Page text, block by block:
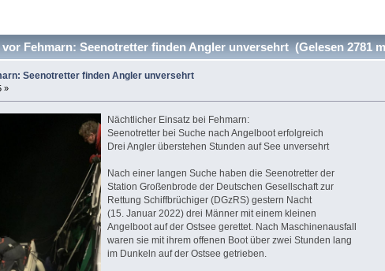
Fehmarn: Seenotretter finden Angler unversehrt (Gelesen 2781
Seenotretter finden Angler unversehrt
»
Nächtlicher Einsatz bei Fehmarn:
Seenotretter bei Suche nach Angelboot erfolgreich
Drei Angler überstehen Stunden auf See unversehrt
Nach einer langen Suche haben die Seenotretter der
Station Großenbrode der Deutschen Gesellschaft zur
Rettung Schiffbrüchiger (DGzRS) gestern Nacht
(15. Januar 2022) drei Männer mit einem kleinen
Angelboot auf der Ostsee gerettet. Nach Maschinenausfall
waren sie mit ihrem offenen Boot über zwei Stunden lang
im Dunkeln auf der Ostsee getrieben.